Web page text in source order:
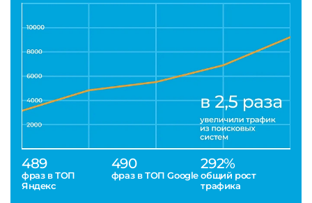
489
фраз в ТОП
Яндекс
490
фраз в ТОП Google
292%
общий рост
трафика